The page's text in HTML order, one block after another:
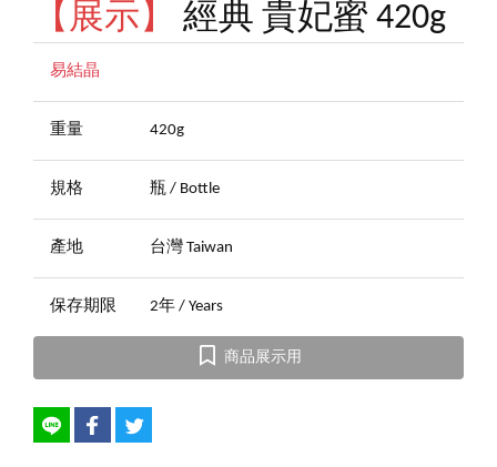
【展示】 經典 貴妃蜜 420g
易結晶
重量 420g
規格 瓶 / Bottle
產地 台灣 Taiwan
保存期限 2年 / Years
商品展示用